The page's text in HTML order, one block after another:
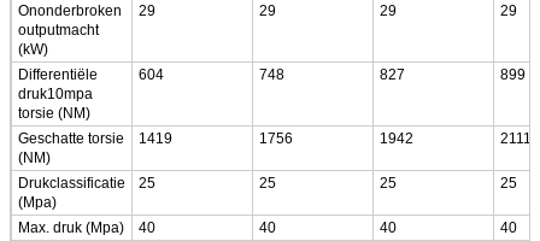
Ononderbroken
outputmacht
(kW)
29 29 29 29
Differentiële
druk10mpa
torsie (NM)
604 748 827 899
Geschatte torsie
(NM)
1419 1756 1942 2111
Drukclassificatie
(Mpa)
25 25 25 25
Max. druk (Mpa) 40 40 40
40